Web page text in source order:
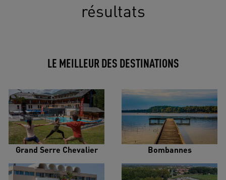
résultats
LE MEILLEUR DES DESTINATIONS
Grand Serre Chevalier Bombannes